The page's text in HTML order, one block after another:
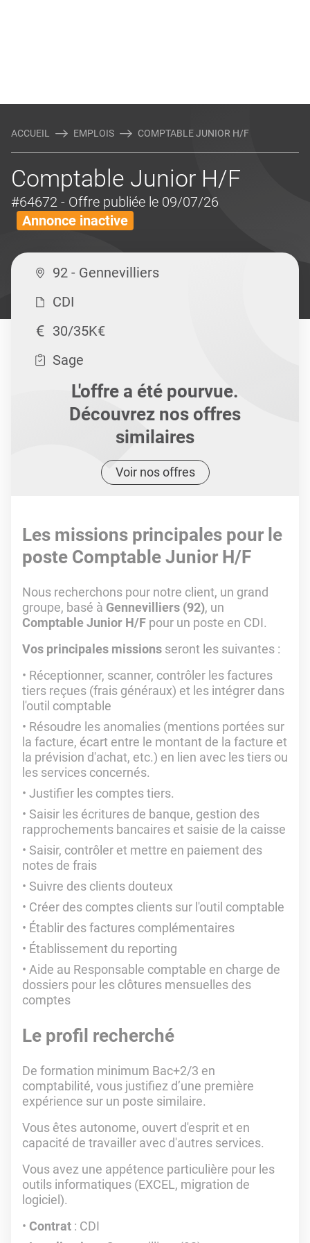
ACCUEIL EMPLOIS COMPTABLE JUNIOR H/F
Comptable Junior H/F
#64672 - Offre publiée le 09/07/26
Annonce inactive
92 - Gennevilliers
CDI
30/35K€
Sage
L'offre a été pourvue.
Découvrez nos offres
similaires
Voir nos offres
Les missions principales pour le
poste Comptable Junior H/F
Nous recherchons pour notre client, un grand
groupe, basé à Gennevilliers (92), un
Comptable Junior H/F pour un poste en CDI.
Vos principales missions seront les suivantes :
Réceptionner, scanner, contrôler les factures
tiers reçues (frais généraux) et les intégrer dans
l'outil comptable
Résoudre les anomalies (mentions portées sur
la facture, écart entre le montant de la facture et
la prévision d'achat, etc.) en lien avec les tiers ou
les services concernés.
Justifier les comptes tiers.
Saisir les écritures de banque, gestion des
rapprochements bancaires et saisie de la caisse
Saisir, contrôler et mettre en paiement des
notes de frais
Suivre des clients douteux
Créer des comptes clients sur l'outil comptable
Établir des factures complémentaires
Établissement du reporting
Aide au Responsable comptable en charge de
dossiers pour les clôtures mensuelles des
comptes
Le profil recherché
De formation minimum Bac+2/3 en
comptabilité, vous justifiez d’une première
expérience sur un poste similaire.
Vous êtes autonome, ouvert d'esprit et en
capacité de travailler avec d'autres services.
Vous avez une appétence particulière pour les
outils informatiques (EXCEL, migration de
logiciel).
Contrat : CDI